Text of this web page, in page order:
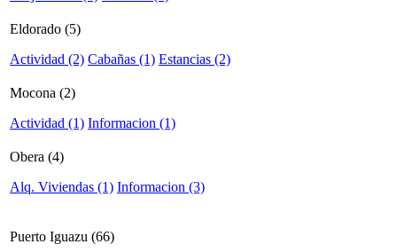
Eldorado (5)
Actividad (2) Cabañas (1) Estancias (2)
Mocona (2)
Actividad (1) Informacion (1)
Obera (4)
Alq. Viviendas (1) Informacion (3)
Puerto Iguazu (66)